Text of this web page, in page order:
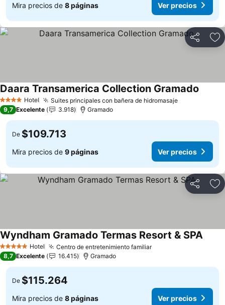
Mira precios de 8 páginas Ver precios
Compartir
4 EstrellasHotel Suites principales con bañera de hidromasaje
Daara Transamerica Collection Gramado
9,7 Excelente 3.918 Gramado
De $109.713
Mira precios de 9 páginas Ver precios
Compartir
5 Estrellas Hotel Centro de entretenimiento familiar
Wyndham Gramado Termas Resort & SPA
8,7 Excelente 16.415 Gramado
De $115.264
Mira precios de 8 páginas Ver precios